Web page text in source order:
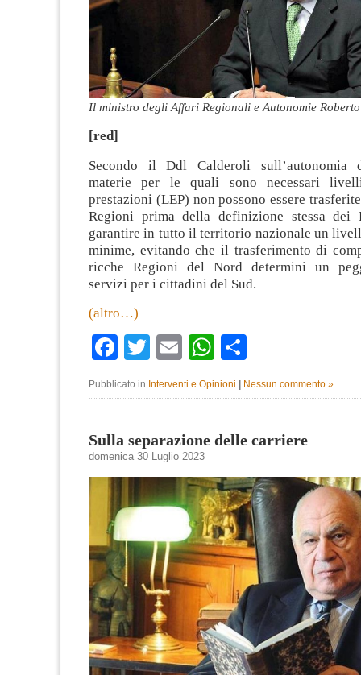
Il ministro degli Affari Regionali e Autonomie
[red]
Secondo il Ddl Calderoli sull’autonomia
materie per le quali sono necessari
prestazioni (LEP) non possono essere
Regioni prima della definizione stessa
garantire in tutto il territorio nazionale un
minime, evitando che il trasferimento di
ricche Regioni del Nord determini un
servizi per i cittadini del Sud.
(altro…)
Facebook
TwitterEmailWhatsApp
Pubblicato in Interventi e Opinioni Nessun commento »
Sulla separazione delle carriere
domenica 30 Luglio 2023